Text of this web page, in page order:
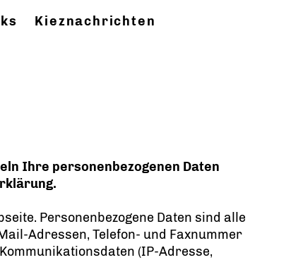
Kieznachrichten
Ihre personenbezogenen Daten
Personenbezogene Daten sind alle
Adressen, Telefon- und Faxnummer
(IP-Adresse,